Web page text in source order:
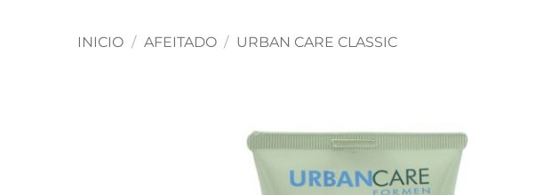
INICIO / AFEITADO / URBAN CARE CLASSIC